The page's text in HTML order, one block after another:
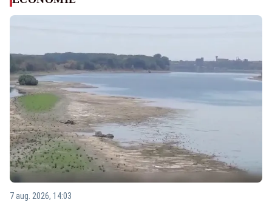
7 aug. 2026, 14:03